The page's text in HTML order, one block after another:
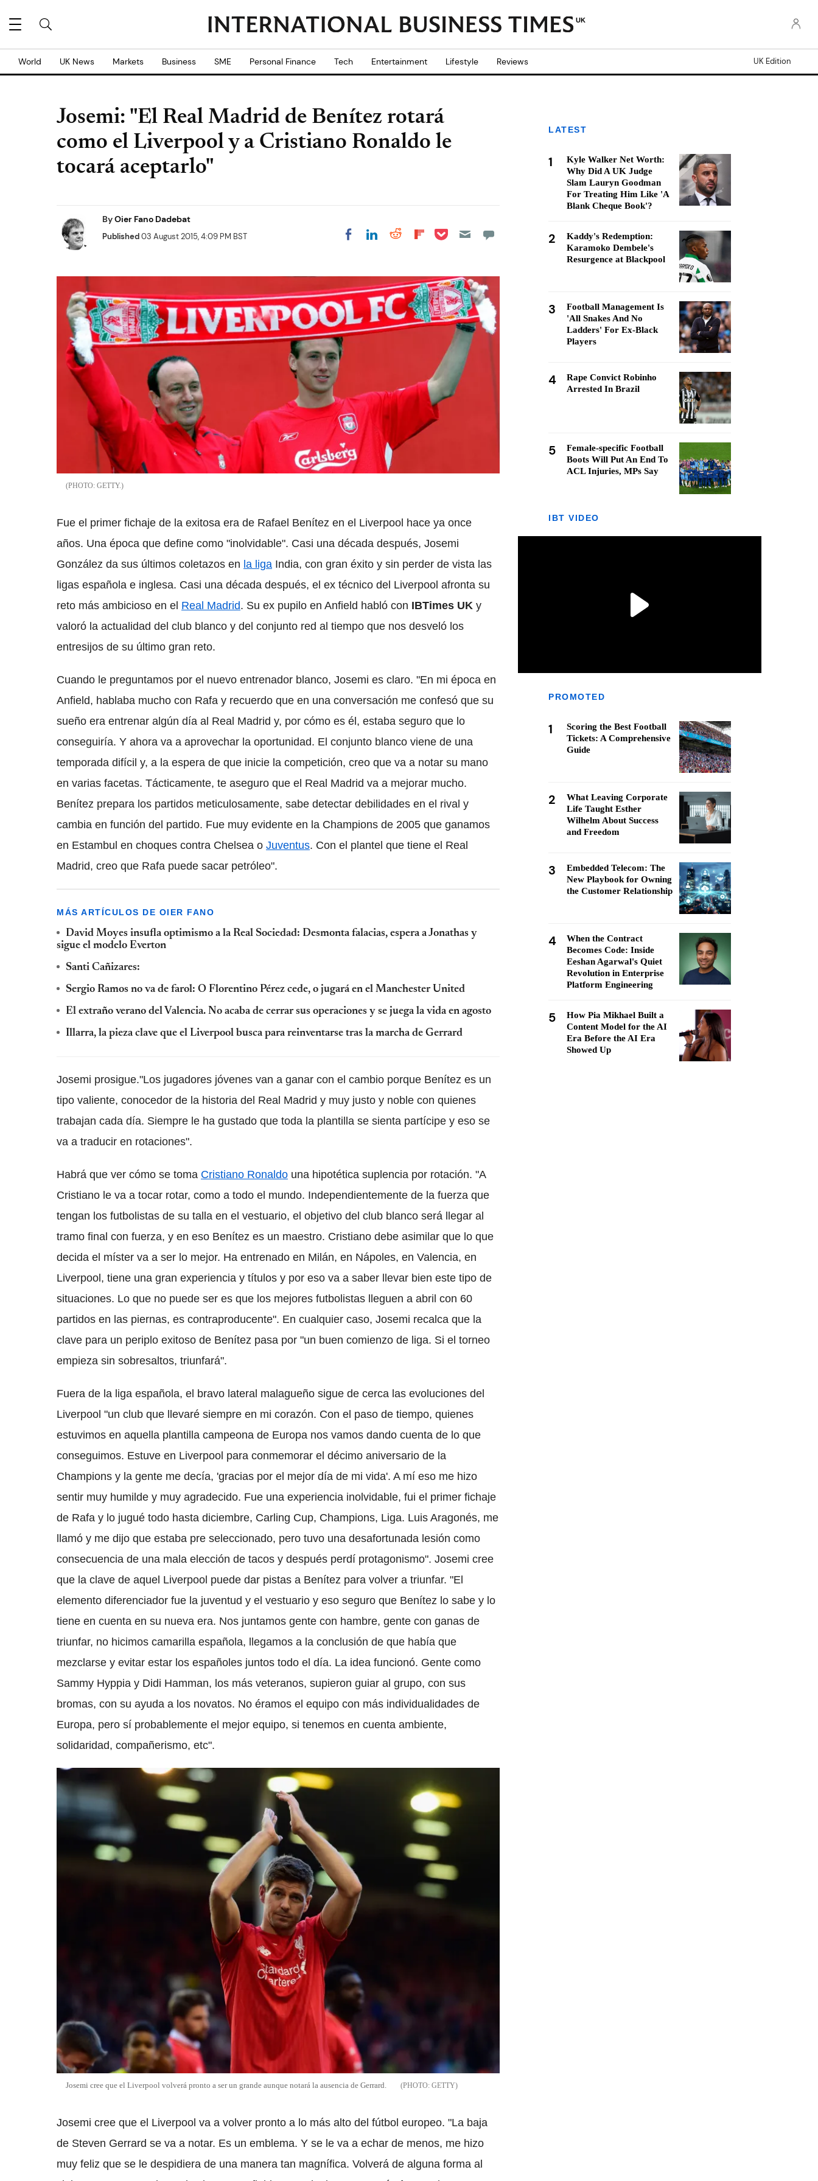
UK
World UK News Markets Business SME Personal Finance Tech Entertainment Lifestyle Reviews UK Edition
Josemi: "El Real Madrid de Benítez rotará
como el Liverpool y a Cristiano Ronaldo le
tocará aceptarlo"
ByOier Fano Dadebat
Published03 August 2015, 4:09 PM BST Share on Facebook
Share on LinkedIn
Share on Reddit
Share on
Share on Pocket
GETTY.
Fue el primer fichaje de la exitosa era de Rafael Benítez en el Liverpool hace ya once
años. Una época que define como "inolvidable". Casi una década después, Josemi
González da sus últimos coletazos en la liga India, con gran éxito y sin perder de vista las
ligas española e inglesa. Casi una década después, el ex técnico del Liverpool afronta su
reto más ambicioso en el Real Madrid. Su ex pupilo en Anfield habló con IBTimes UK y
valoró la actualidad del club blanco y del conjunto red al tiempo que nos desveló los
entresijos de su último gran reto.
Cuando le preguntamos por el nuevo entrenador blanco, Josemi es claro. "En mi época en
Anfield, hablaba mucho con Rafa y recuerdo que en una conversación me confesó que su
sueño era entrenar algún día al Real Madrid y, por cómo es él, estaba seguro que lo
conseguiría. Y ahora va a aprovechar la oportunidad. El conjunto blanco viene de una
temporada difícil y, a la espera de que inicie la competición, creo que va a notar su mano
en varias facetas. Tácticamente, te aseguro que el Real Madrid va a mejorar mucho.
Benítez prepara los partidos meticulosamente, sabe detectar debilidades en el rival y
cambia en función del partido. Fue muy evidente en la Champions de 2005 que ganamos
en Estambul en choques contra Chelsea o Juventus. Con el plantel que tiene el Real
Madrid, creo que Rafa puede sacar petróleo".
MÁS ARTÍCULOS DE OIER FANO
David Moyes insufla optimismo a la Real Sociedad: Desmonta falacias, espera a Jonathas y
sigue el modelo Everton
Santi Cañizares:
Sergio Ramos no va de farol: O Florentino Pérez cede, o jugará en el Manchester United
El extraño verano del Valencia. No acaba de cerrar sus operaciones y se juega la vida en agosto
Illarra, la pieza clave que el Liverpool busca para reinventarse tras la marcha de Gerrard
Josemi prosigue."Los jugadores jóvenes van a ganar con el cambio porque Benítez es un
tipo valiente, conocedor de la historia del Real Madrid y muy justo y noble con quienes
trabajan cada día. Siempre le ha gustado que toda la plantilla se sienta partícipe y eso se
va a traducir en rotaciones".
Habrá que ver cómo se toma Cristiano Ronaldo una hipotética suplencia por rotación. "A
Cristiano le va a tocar rotar, como a todo el mundo. Independientemente de la fuerza que
tengan los futbolistas de su talla en el vestuario, el objetivo del club blanco será llegar al
tramo final con fuerza, y en eso Benítez es un maestro. Cristiano debe asimilar que lo que
decida el míster va a ser lo mejor. Ha entrenado en Milán, en Nápoles, en Valencia, en
Liverpool, tiene una gran experiencia y títulos y por eso va a saber llevar bien este tipo de
situaciones. Lo que no puede ser es que los mejores futbolistas lleguen a abril con 60
partidos en las piernas, es contraproducente". En cualquier caso, Josemi recalca que la
clave para un periplo exitoso de Benítez pasa por "un buen comienzo de liga. Si el torneo
empieza sin sobresaltos, triunfará".
Fuera de la liga española, el bravo lateral malagueño sigue de cerca las evoluciones del
Liverpool "un club que llevaré siempre en mi corazón. Con el paso de tiempo, quienes
estuvimos en aquella plantilla campeona de Europa nos vamos dando cuenta de lo que
conseguimos. Estuve en Liverpool para conmemorar el décimo aniversario de la
Champions y la gente me decía, 'gracias por el mejor día de mi vida'. A mí eso me hizo
sentir muy humilde y muy agradecido. Fue una experiencia inolvidable, fui el primer fichaje
de Rafa y lo jugué todo hasta diciembre, Carling Cup, Champions, Liga. Luis Aragonés, me
llamó y me dijo que estaba pre seleccionado, pero tuvo una desafortunada lesión como
consecuencia de una mala elección de tacos y después perdí protagonismo". Josemi cree
que la clave de aquel Liverpool puede dar pistas a Benítez para volver a triunfar. "El
elemento diferenciador fue la juventud y el vestuario y eso seguro que Benítez lo sabe y lo
tiene en cuenta en su nueva era. Nos juntamos gente con hambre, gente con ganas de
triunfar, no hicimos camarilla española, llegamos a la conclusión de que había que
mezclarse y evitar estar los españoles juntos todo el día. La idea funcionó. Gente como
Sammy Hyppia y Didi Hamman, los más veteranos, supieron guiar al grupo, con sus
bromas, con su ayuda a los novatos. No éramos el equipo con más individualidades de
Europa, pero sí probablemente el mejor equipo, si tenemos en cuenta ambiente,
solidaridad, compañerismo, etc".
Josemi cree que el Liverpool volverá pronto a ser un grande aunque notará la ausencia de Gerrard. GETTY
Josemi cree que el Liverpool va a volver pronto a lo más alto del fútbol europeo. "La baja
de Steven Gerrard se va a notar. Es un emblema. Y se le va a echar de menos, me hizo
muy feliz que se le despidiera de una manera tan magnífica. Volverá de alguna forma al
LATEST
1
Kyle Walker Net Worth:
Why Did A UK Judge
Slam Lauryn Goodman
For Treating Him Like 'A
Blank Cheque Book'?
2
Kaddy's Redemption:
Karamoko Dembele's
Resurgence at Blackpool
3
Football Management Is
'All Snakes And No
Ladders' For Ex-Black
Players
4
Rape Convict Robinho
Arrested In Brazil
5
Female-specific Football
Boots Will Put An End To
ACL Injuries, MPs Say
IBT VIDEO
PROMOTED
1
Scoring the Best Football
Tickets: A Comprehensive
Guide
2
What Leaving Corporate
Life Taught Esther
Wilhelm About Success
and Freedom
3
Embedded Telecom: The
New Playbook for Owning
the Customer Relationship
4
When the Contract
Becomes Code: Inside
Eeshan Agarwal's Quiet
Revolution in Enterprise
Platform Engineering
5
How Pia Mikhael Built a
Content Model for the AI
Era Before the AI Era
Showed Up